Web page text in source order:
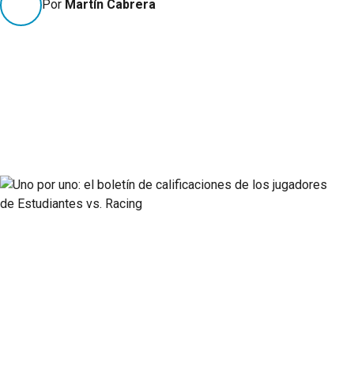
Por Martín Cabrera